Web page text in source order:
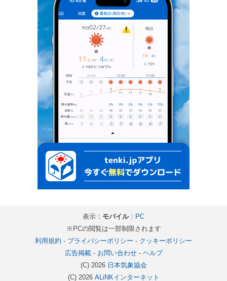
表示： モバイル｜ PC
※PCの閲覧は一部制限されます
利用規約 - プライバシーポリシー - クッキーポリシー
広告掲載- お問い合わせ- ヘルプ
(C) 2026 日本気象協会
(C) 2026 ALiNKインターネット